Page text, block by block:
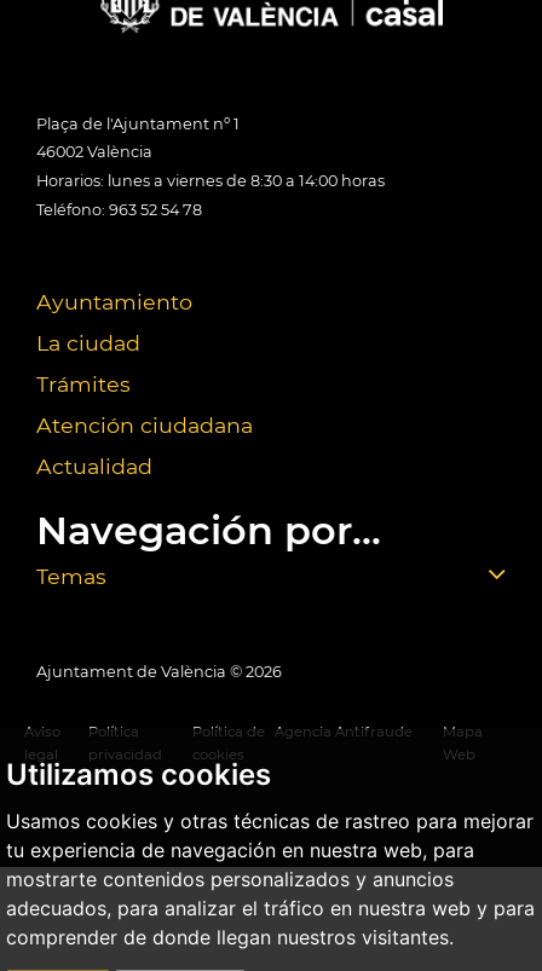
Utilizamos cookies
Usamos cookies y otras técnicas de rastreo para mejorar
tu experiencia de navegación en nuestra web, para
mostrarte contenidos personalizados y anuncios
adecuados, para analizar el tráfico en nuestra web y para
comprender de donde llegan nuestros visitantes.
Plaça de l'Ajuntament nº 1
46002 València
Horarios: lunes a viernes de 8:30 a 14:00 horas
Teléfono: 963 52 54 78
Ayuntamiento
La ciudad
Trámites
Atención ciudadana
Actualidad
Navegación por...
Temas
Ajuntament de València © 2026
Aviso
legal
Política
privacidad
Política de
cookies
Agencia Antifraude
Mapa
Web